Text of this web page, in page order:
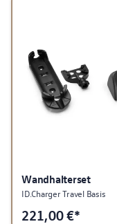
Wandhalterset
ID.Charger Travel Basis
221,00€*